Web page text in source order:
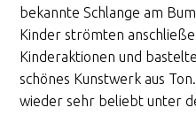
bekannte Schlange am
Kinder strömten
Kinderaktionen und
schönes Kunstwerk aus
wieder sehr beliebt unter